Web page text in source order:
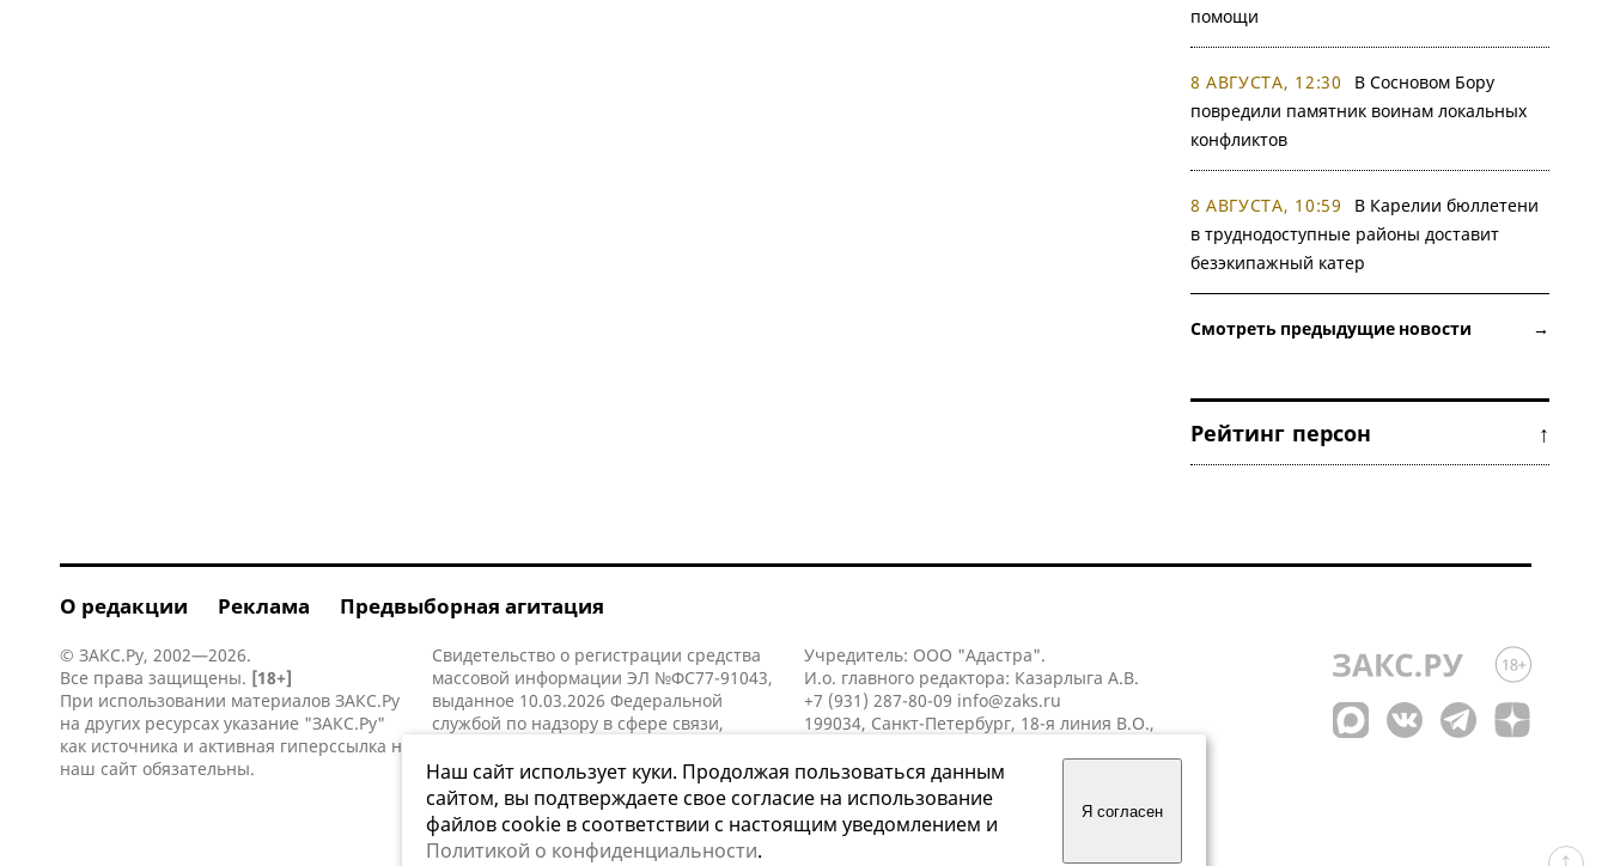
помощи
8 АВГУСТА, 12:30
В Сосновом Бору
повредили памятник воинам локальных
конфликтов
8 АВГУСТА, 10:59
В Карелии бюллетени
в труднодоступные районы доставит
безэкипажный катер
Смотреть предыдущие новости →
Рейтинг персон ↑
О редакции Реклама Предвыборная агитация
© ЗАКС.Ру, 2002—2026.
Все права защищены. [18+]
При использовании материалов ЗАКС.Ру
на других ресурсах указание "ЗАКС.Ру"
как источника и активная гиперссылка на
наш сайт обязательны.
Свидетельство о регистрации средства
массовой информации ЭЛ №ФС77-91043,
выданное 10.03.2026 Федеральной
службой по надзору в сфере связи,
коммуникаций (Роскомнадзор).
Учредитель: ООО "Адастра".
И.о. главного редактора: Казарлыга А.В.
+7 (931) 287-80-09 info@zaks.ru
199034, Санкт-Петербург, 18-я линия В.О.,
Наш сайт использует куки. Продолжая пользоваться данным
сайтом, вы подтверждаете свое согласие на использование
файлов cookie в соответствии с настоящим уведомлением и
Политикой о конфиденциальности.
Я согласен